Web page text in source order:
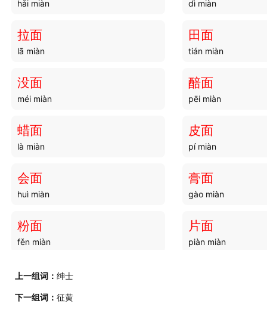
画到 画眉
画供 画刺
画虎 画衣
画鄣 画箧
画片 画凭
画画 画学
画道
hǎi miàn dì miàn
拉面
lā miàn
田面
tián miàn
没面
méi miàn
醅面
pēi miàn
蜡面
là miàn
皮面
pí miàn
会面
huì miàn
膏面
gào miàn
粉面
fěn miàn
片面
piàn miàn
後面
上一组词： 绅士
下一组词： 征黄